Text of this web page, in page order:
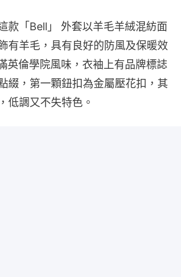
款「Bell」 外套以羊毛羊絨混紡面
有羊毛，具有良好的防風及保暖效
英倫學院風味，衣袖上有品牌標誌
綴，第一顆鈕扣為金屬壓花扣，其
低調又不失特色。